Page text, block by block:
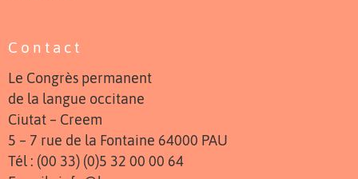
Contact
Le Congrès permanent
de la langue occitane
Ciutat – Creem
5 – 7 rue de la Fontaine 64000 PAU
Tél : (00 33) (0)5 32 00 00 64